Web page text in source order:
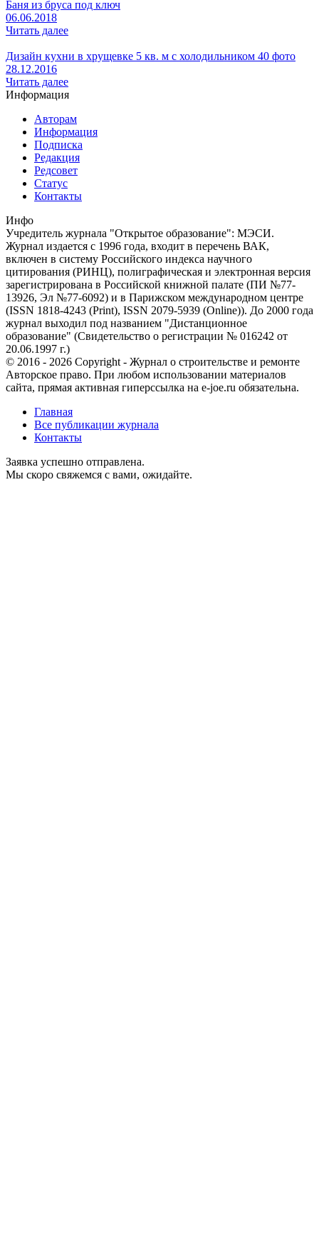
Баня из бруса под ключ
06.06.2018
Читать далее
Дизайн кухни в хрущевке 5 кв. м с холодильником 40 фото
28.12.2016
Читать далее
Информация
Авторам
Информация
Подписка
Редакция
Редсовет
Статус
Контакты
Инфо
Учредитель журнала "Открытое образование": МЭСИ.
Журнал издается с 1996 года, входит в перечень ВАК,
включен в систему Российского индекса научного
цитирования (РИНЦ), полиграфическая и электронная версия
зарегистрирована в Российской книжной палате (ПИ №77-
13926, Эл №77-6092) и в Парижском международном центре
(ISSN 1818-4243 (Print), ISSN 2079-5939 (Online)). До 2000 года
журнал выходил под названием "Дистанционное
образование" (Свидетельство о регистрации № 016242 от
20.06.1997 г.)
© 2016 - 2026 Copyright - Журнал о строительстве и ремонте
Авторское право. При любом использовании материалов
сайта, прямая активная гиперссылка на e-joe.ru обязательна.
Главная
Все публикации журнала
Контакты
Заявка успешно отправлена.
Мы скоро свяжемся с вами, ожидайте.